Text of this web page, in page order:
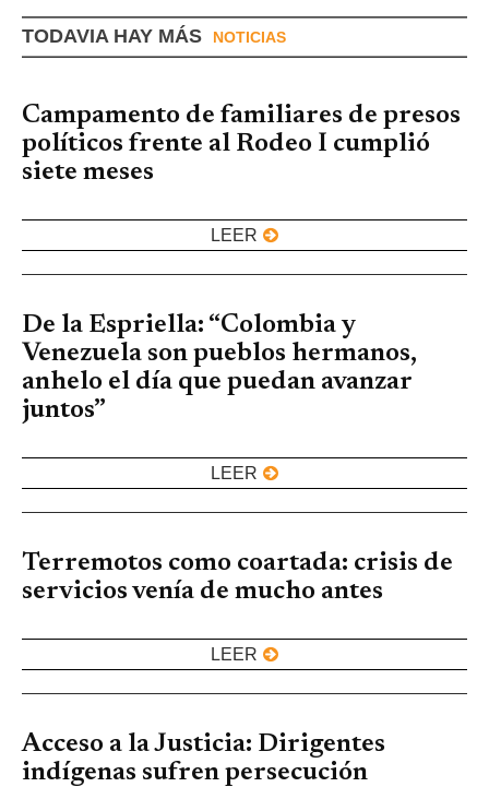
TODAVIA HAY MÁS NOTICIAS
Campamento de familiares de presos
políticos frente al Rodeo I cumplió
siete meses
LEER
De la Espriella: “Colombia y
Venezuela son pueblos hermanos,
anhelo el día que puedan avanzar
juntos”
LEER
Terremotos como coartada: crisis de
servicios venía de mucho antes
LEER
Acceso a la Justicia: Dirigentes
indígenas sufren persecución